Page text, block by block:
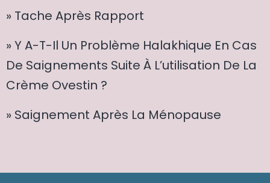
» Tache Après Rapport
» Y A-T-Il Un Problème Halakhique En Cas
De Saignements Suite À L’utilisation De La
Crème Ovestin ?
» Saignement Après La Ménopause